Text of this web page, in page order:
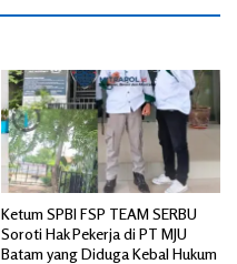
Ketum SPBI FSP TEAM SERBU
Soroti Hak Pekerja di PT MJU
Batam yang Diduga Kebal Hukum